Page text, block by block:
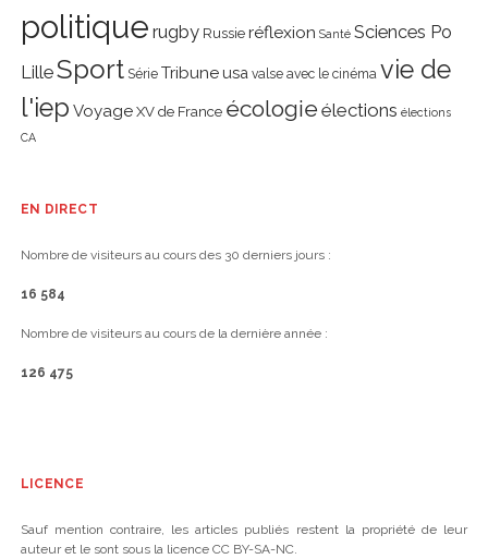
politique rugby Russie réflexion Santé Sciences Po
LilleSport Série Tribune usa valse avec le cinéma vie de
l'iep Voyage XV de France écologie élections élections
CA
EN DIRECT
Nombre de visiteurs au cours des 30 derniers jours :
16 584
Nombre de visiteurs au cours de la dernière année :
126 475
LICENCE
Sauf mention contraire, les articles publiés restent la propriété de leur
auteur et le sont sous la licence CC BY-SA-NC.